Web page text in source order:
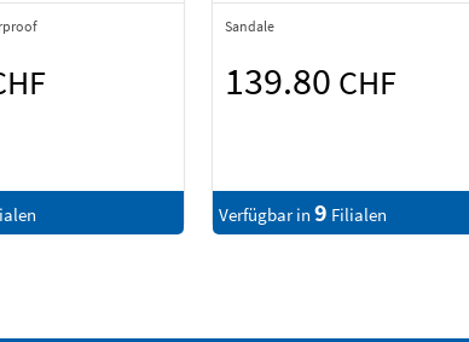
Sandale
139.80 CHF
Verfügbar in 9 Filialen